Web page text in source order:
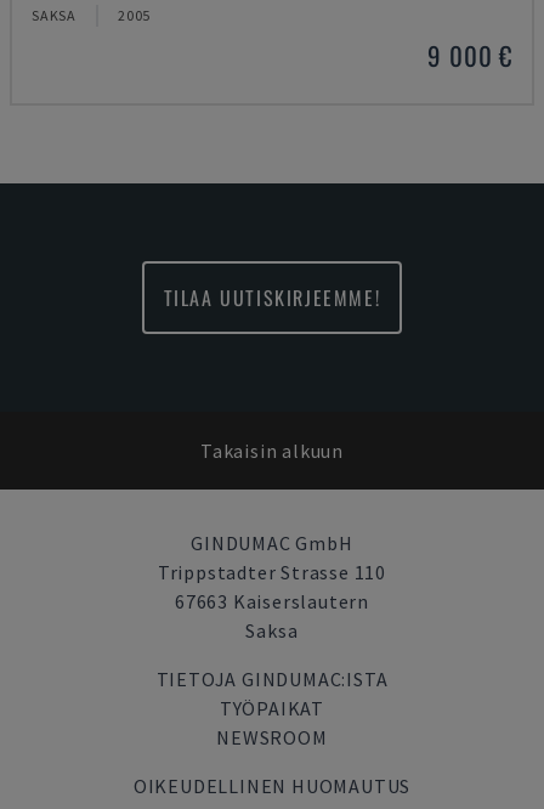
SAKSA 2005
9 000 €
TILAA UUTISKIRJEEMME!
Takaisin alkuun
GINDUMAC GmbH
Trippstadter Strasse 110
67663 Kaiserslautern
Saksa
TIETOJA GINDUMAC:ISTA
TYÖPAIKAT
NEWSROOM
OIKEUDELLINEN HUOMAUTUS